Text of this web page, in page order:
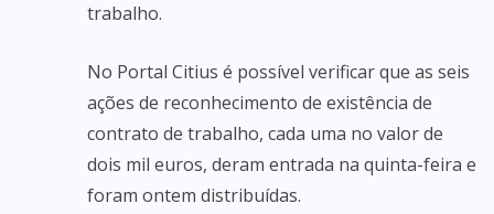
trabalho.
No Portal Citius é possível verificar que as seis
ações de reconhecimento de existência de
contrato de trabalho, cada uma no valor de
dois mil euros, deram entrada na quinta-feira e
foram ontem distribuídas.